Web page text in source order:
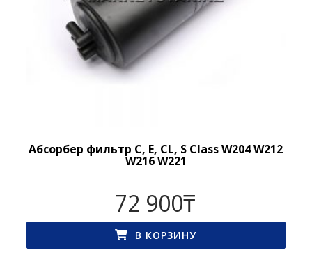
Абсорбер фильтр C, E, CL, S Class W204 W212
W216 W221
72 900₸
В КОРЗИНУ